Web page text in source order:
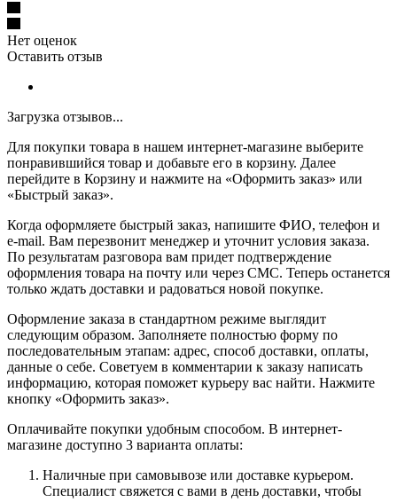
Нет оценок
Оставить отзыв
Загрузка отзывов...
Для покупки товара в нашем интернет-магазине выберите
понравившийся товар и добавьте его в корзину. Далее
перейдите в Корзину и нажмите на «Оформить заказ» или
«Быстрый заказ».
Когда оформляете быстрый заказ, напишите ФИО, телефон и
e-mail. Вам перезвонит менеджер и уточнит условия заказа.
По результатам разговора вам придет подтверждение
оформления товара на почту или через СМС. Теперь останется
только ждать доставки и радоваться новой покупке.
Оформление заказа в стандартном режиме выглядит
следующим образом. Заполняете полностью форму по
последовательным этапам: адрес, способ доставки, оплаты,
данные о себе. Советуем в комментарии к заказу написать
информацию, которая поможет курьеру вас найти. Нажмите
кнопку «Оформить заказ».
Оплачивайте покупки удобным способом. В интернет-
магазине доступно 3 варианта оплаты:
Наличные при самовывозе или доставке курьером.
Специалист свяжется с вами в день доставки, чтобы